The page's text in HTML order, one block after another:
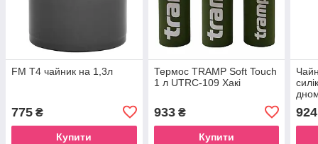
FM T4 чайник на 1,3л
775 ₴
Купити
Термос TRAMP Soft Touch
1 л UTRC-109 Хакі
933₴
Купити
924